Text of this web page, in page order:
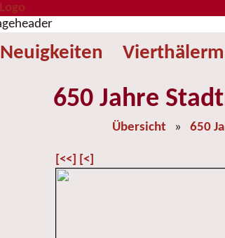
Neuigkeiten
650 Jahre
Übersicht » 650
[<<] [<]